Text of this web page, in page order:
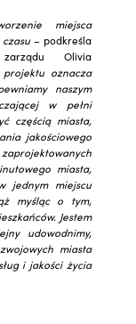
miejsca
czasu– podkreśla
zarządu Olivia
oznacza
naszym
w pełni
częścią miasta,
jakościowego
miasta,
jednym miejscu
myśląc o tym,
Jestem
udowodnimy,
miasta
i jakości życia